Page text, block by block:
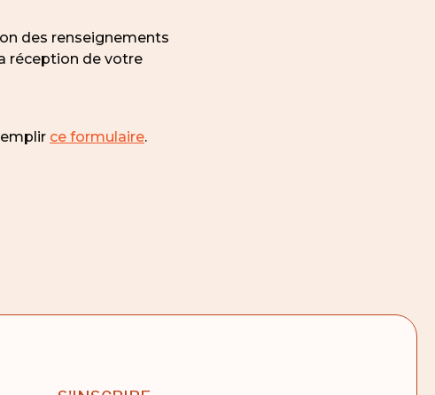
des renseignements
réception de votre
ce formulaire.